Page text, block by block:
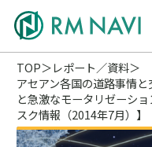
TOP
レポート／資料
アセアン各国の道路事情
と急激なモータリゼーシ
スク情報（2014年7月）】